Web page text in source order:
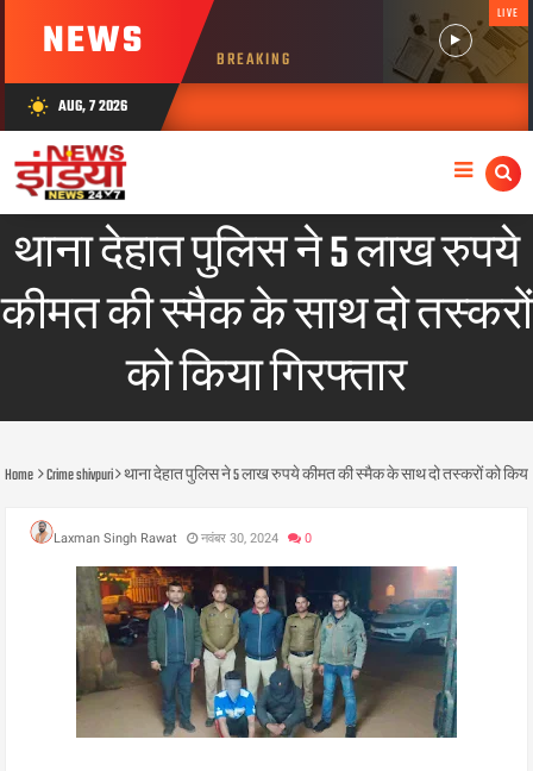
NEWS BREAKING
LIVE
wb_sunny AUG, 7 2026
थाना देहात पुलिस ने 5 लाख रुपये
कीमत की स्मैक के साथ दो तस्करों
को किया गिरफ्तार
Home Crime shivpuri थाना देहात पुलिस ने 5 लाख रुपये कीमत की स्मैक के साथ दो तस्करों को किया
Laxman Singh Rawat नवंबर 30, 2024 0